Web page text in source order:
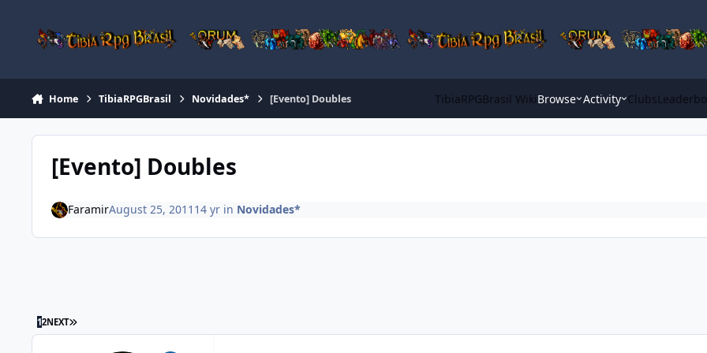
Home TibiaRPGBrasil Novidades* [Evento] Doubles TibiaRPGBrasil WikiBrowse Activity Clubs
[Evento] Doubles
FaramirAugust 25, 2011 14 yrin Novidades*
12NEXT